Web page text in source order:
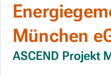
München
ASCEND Projekt